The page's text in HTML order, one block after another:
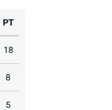
PT
18
8
5